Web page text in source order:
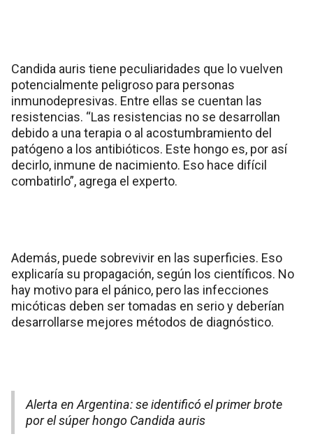
Candida auris tiene peculiaridades que lo vuelven
potencialmente peligroso para personas
inmunodepresivas. Entre ellas se cuentan las
resistencias. “Las resistencias no se desarrollan
debido a una terapia o al acostumbramiento del
patógeno a los antibióticos. Este hongo es, por así
decirlo, inmune de nacimiento. Eso hace difícil
combatirlo”, agrega el experto.
Además, puede sobrevivir en las superficies. Eso
explicaría su propagación, según los científicos. No
hay motivo para el pánico, pero las infecciones
micóticas deben ser tomadas en serio y deberían
desarrollarse mejores métodos de diagnóstico.
Alerta en Argentina: se identificó el primer brote
por el súper hongo Candida auris